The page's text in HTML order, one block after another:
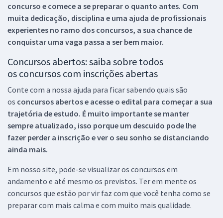
concurso e comece a se preparar o quanto antes. Com
muita dedicação, disciplina e uma ajuda de profissionais
experientes no ramo dos concursos, a sua chance de
conquistar uma vaga passa a ser bem maior.
Concursos abertos: saiba sobre todos
os concursos com inscrições abertas
Conte com a nossa ajuda para ficar sabendo quais são
os concursos abertos e acesse o edital para começar a sua
trajetória de estudo. É muito importante se manter
sempre atualizado, isso porque um descuido pode lhe
fazer perder a inscrição e ver o seu sonho se distanciando
ainda mais.
Em nosso site, pode-se visualizar os concursos em
andamento e até mesmo os previstos. Ter em mente os
concursos que estão por vir faz com que você tenha como se
preparar com mais calma e com muito mais qualidade.